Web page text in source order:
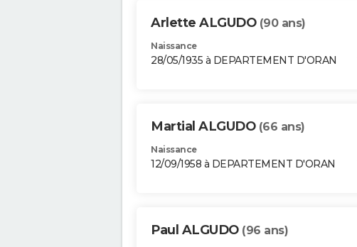
Arlette ALGUDO (90 ans)
Naissance
28/05/1935 à DEPARTEMENT D'ORAN
Martial ALGUDO (66 ans)
Naissance
12/09/1958 à DEPARTEMENT D'ORAN
Paul ALGUDO (96 ans)